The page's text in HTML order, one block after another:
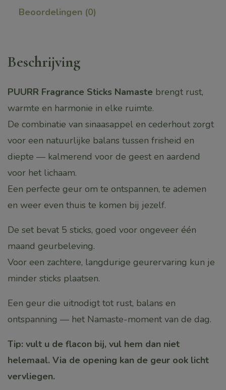
(Keuze:
Beoordelingen (0)
Beschrijving
PUURR Fragrance Sticks Namaste brengt rust,
warmte en harmonie in elke ruimte.
De combinatie van sinaasappel en cederhout zorgt
voor een natuurlijke balans tussen frisheid en
diepte — kalmerend voor de geest en aardend
voor het lichaam.
Een perfecte geur om te ontspannen, te ademen
en weer even thuis te komen bij jezelf.
De set bevat 5 sticks, goed voor ongeveer één
maand geurbeleving.
Voor een zachtere, langdurige geurervaring kun je
minder sticks plaatsen.
Een geur die uitnodigt tot rust, balans en
ontspanning — het Namaste-moment van de dag.
Tip: vult u de flacon bij, vul hem dan niet
helemaal. Via de opening kan de geur ook licht
vervliegen.